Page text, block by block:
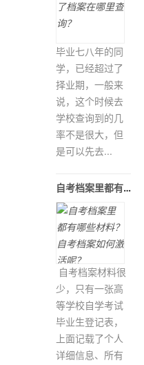
毕业七八年的同
学，已经超过了
择业期，一般来
说，这个时候去
学校查询到的几
率不是很大，但
是可以先去...
自考档案里都有哪些材料？自考档案如
自考档案材料很
少，只有一张高
等学校自学考试
毕业生登记表，
上面记载了个人
详细信息、所有